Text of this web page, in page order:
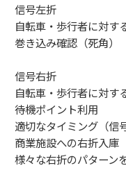
信号左折
自転車・歩行者に対す
巻き込み確認（死角）
信号右折
自転車・歩行者に対す
待機ポイント利用
適切なタイミング（信
商業施設への右折入庫
様々な右折のパターン